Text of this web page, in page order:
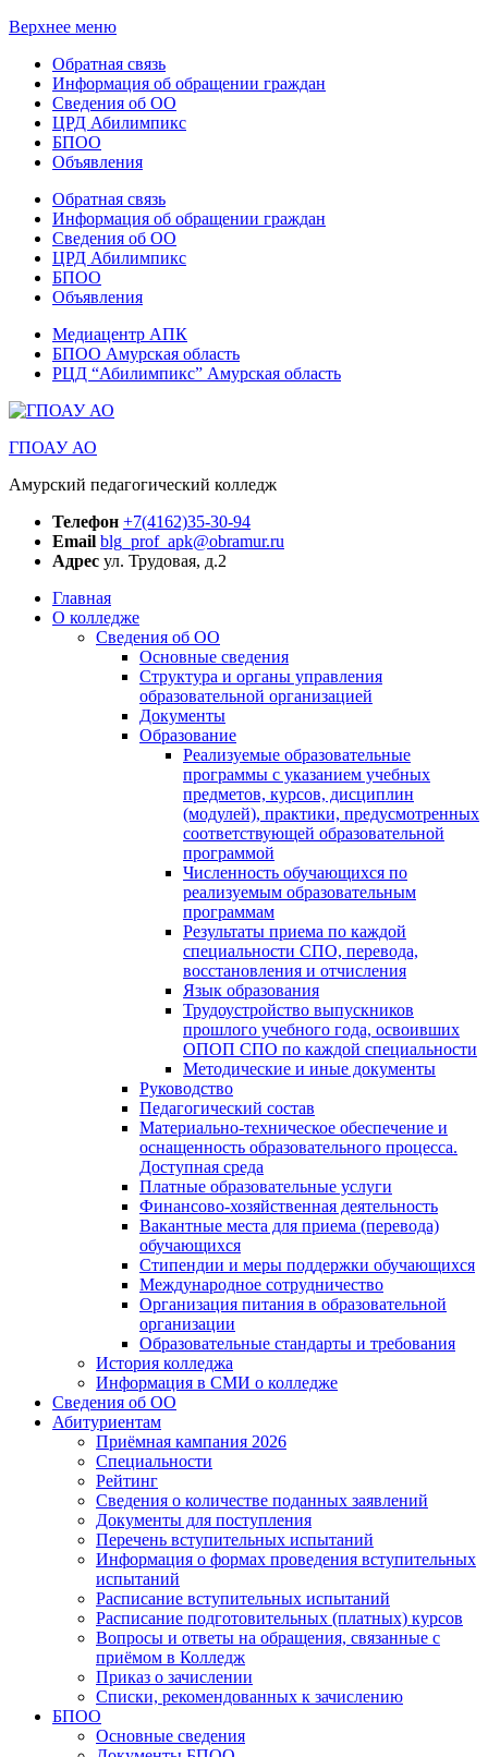
Верхнее меню
Обратная связь
Информация об обращении граждан
Сведения об ОО
ЦРД Абилимпикс
БПОО
Объявления
Обратная связь
Информация об обращении граждан
Сведения об ОО
ЦРД Абилимпикс
БПОО
Объявления
Медиацентр АПК
БПОО Амурская область
РЦД “Абилимпикс” Амурская область
ГПОАУ АО
Амурский педагогический колледж
Телефон +7(4162)35-30-94
Email blg_prof_apk@obramur.ru
Адрес ул. Трудовая, д.2
Главная
О колледже
Сведения об ОО
Основные сведения
Структура и органы управления
образовательной организацией
Документы
Образование
Реализуемые образовательные
программы с указанием учебных
предметов, курсов, дисциплин
(модулей), практики, предусмотренных
соответствующей образовательной
программой
Численность обучающихся по
реализуемым образовательным
программам
Результаты приема по каждой
специальности СПО, перевода,
восстановления и отчисления
Язык образования
Трудоустройство выпускников
прошлого учебного года, освоивших
ОПОП СПО по каждой специальности
Методические и иные документы
Руководство
Педагогический состав
Материально-техническое обеспечение и
оснащенность образовательного процесса.
Доступная среда
Платные образовательные услуги
Финансово-хозяйственная деятельность
Вакантные места для приема (перевода)
обучающихся
Стипендии и меры поддержки обучающихся
Международное сотрудничество
Организация питания в образовательной
организации
Образовательные стандарты и требования
История колледжа
Информация в СМИ о колледже
Сведения об ОО
Абитуриентам
Приёмная кампания 2026
Специальности
Рейтинг
Сведения о количестве поданных заявлений
Документы для поступления
Перечень вступительных испытаний
Информация о формах проведения вступительных
испытаний
Расписание вступительных испытаний
Расписание подготовительных (платных) курсов
Вопросы и ответы на обращения, связанные с
приёмом в Колледж
Приказ о зачислении
Списки, рекомендованных к зачислению
БПОО
Основные сведения